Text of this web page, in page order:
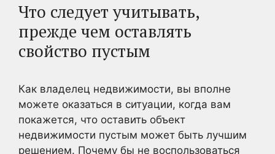
Что следует учитывать,
прежде чем оставлять
свойство пустым
Как владелец недвижимости, вы вполне
можете оказаться в ситуации, когда вам
покажется, что оставить объект
недвижимости пустым может быть лучшим
решением. Почему бы не воспользоваться